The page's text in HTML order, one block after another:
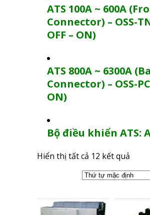
ATS 100A ~ 600A
Connector) – OSS-
OFF – ON)
ATS 800A ~ 6300A
Connector) – OSS-
ON)
Bộ điều khiển ATS:
Hiển thị tất cả 12 kết quả